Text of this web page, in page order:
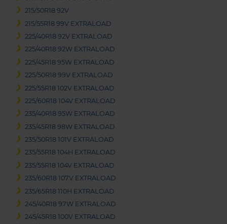
215/50R18 92V
215/55R18 99V EXTRALOAD
225/40R18 92V EXTRALOAD
225/40R18 92W EXTRALOAD
225/45R18 95W EXTRALOAD
225/50R18 99V EXTRALOAD
225/55R18 102V EXTRALOAD
225/60R18 104V EXTRALOAD
235/40R18 95W EXTRALOAD
235/45R18 98W EXTRALOAD
235/50R18 101V EXTRALOAD
235/55R18 104H EXTRALOAD
235/55R18 104V EXTRALOAD
235/60R18 107V EXTRALOAD
235/65R18 110H EXTRALOAD
245/40R18 97W EXTRALOAD
245/45R18 100V EXTRALOAD